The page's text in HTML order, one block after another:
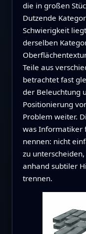
die in großen
Dutzende
Schwierigkeit
derselben
Teile aus
betrachtet fast
der Beleuchtung
Positionierung
Problem weiter.
was Informatiker
nennen: nicht
zu
anhand subtiler
trennen.